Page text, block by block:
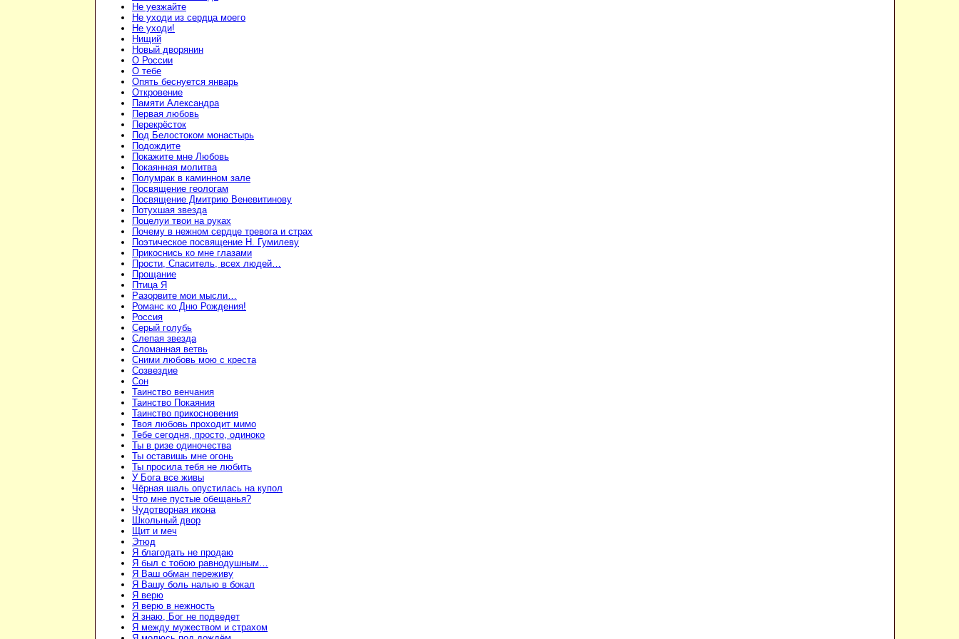
Не уезжайте
Не уходи из сердца моего
Не уходи!
Нищий
Новый дворянин
О России
О тебе
Опять беснуется январь
Откровение
Памяти Александра
Первая любовь
Перекрёсток
Под Белостоком монастырь
Подождите
Покажите мне Любовь
Покаянная молитва
Полумрак в каминном зале
Посвящение геологам
Посвящение Дмитрию Веневитинову
Потухшая звезда
Поцелуи твои на руках
Почему в нежном сердце тревога и страх
Поэтическое посвящение Н. Гумилеву
Прикоснись ко мне глазами
Прости, Спаситель, всех людей…
Прощание
Птица Я
Разорвите мои мысли…
Романс ко Дню Рождения!
Россия
Серый голубь
Слепая звезда
Сломанная ветвь
Сними любовь мою с креста
Созвездие
Сон
Таинство венчания
Таинство Покаяния
Таинство прикосновения
Твоя любовь проходит мимо
Тебе сегодня, просто, одиноко
Ты в ризе одиночества
Ты оставишь мне огонь
Ты просила тебя не любить
У Бога все живы
Чёрная шаль опустилась на купол
Что мне пустые обещанья?
Чудотворная икона
Школьный двор
Щит и меч
Этюд
Я благодать не продаю
Я был с тобою равнодушным…
Я Ваш обман переживу
Я Вашу боль налью в бокал
Я верю
Я верю в нежность
Я знаю, Бог не подведет
Я между мужеством и страхом